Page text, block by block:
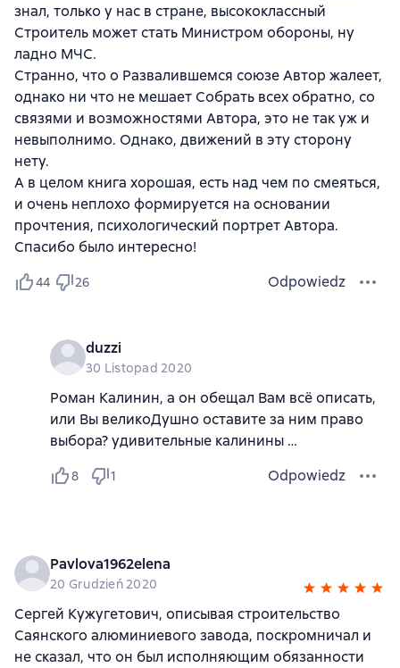
знал, только у нас в стране, высококлассный
Строитель может стать Министром обороны, ну
ладно МЧС.
Странно, что о Развалившемся союзе Автор жалеет,
однако ни что не мешает Собрать всех обратно, со
связями и возможностями Автора, это не так уж и
невыполнимо. Однако, движений в эту сторону
нету.
А в целом книга хорошая, есть над чем по смеяться,
и очень неплохо формируется на основании
прочтения, психологический портрет Автора.
Спасибо было интересно!
44 26 Odpowiedz
duzzi
30 Listopad 2020
Роман Калинин, а он обещал Вам всё описать,
или Вы великоДушно оставите за ним право
выбора? удивительные калинины …
8 1 Odpowiedz
Pavlova1962elena
20 Grudzień 2020
Сергей Кужугетович, описывая строительство
Саянского алюминиевого завода, поскромничал и
не сказал, что он был исполняющим обязанности